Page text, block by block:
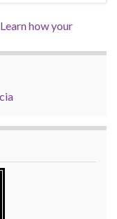
Learn how your